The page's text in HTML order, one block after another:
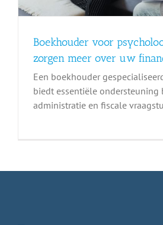
Boekhouder voor
zorgen meer over uw
Een boekhouder
biedt essentiële ondersteuning
administratie en fiscale